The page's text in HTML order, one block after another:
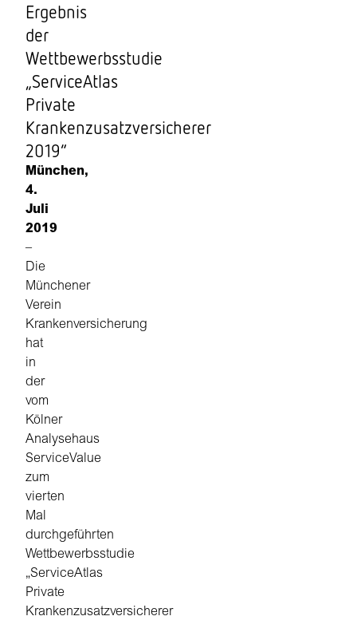
Ergebnis
der
Wettbewerbsstudie
„ServiceAtlas
Private
Krankenzusatzversicherer
2019“
München,
4.
Juli
2019
–
Die
Münchener
Verein
Krankenversicherung
hat
in
der
vom
Kölner
Analysehaus
ServiceValue
zum
vierten
Mal
durchgeführten
Wettbewerbsstudie
„ServiceAtlas
Private
Krankenzusatzversicherer